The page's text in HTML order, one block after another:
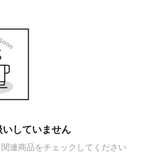
していません
連商品をチェックしてください